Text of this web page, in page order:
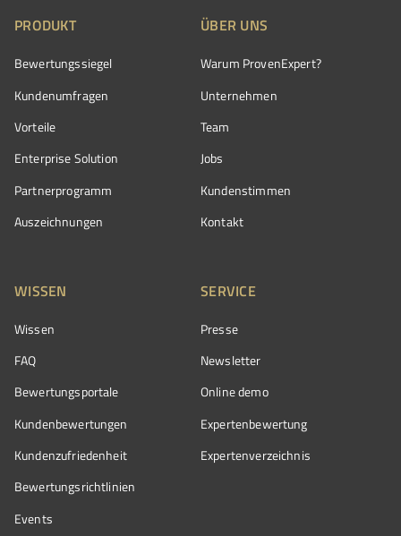
PRODUKT
Bewertungssiegel
Kundenumfragen
Vorteile
Enterprise Solution
Partnerprogramm
Auszeichnungen
ÜBER UNS
Warum ProvenExpert?
Unternehmen
Team
Jobs
Kundenstimmen
Kontakt
WISSEN
Wissen
FAQ
Bewertungsportale
Kundenbewertungen
Kundenzufriedenheit
Bewertungs­richtlinien
Events
SERVICE
Presse
Newsletter
Online demo
Expertenbewertung
Expertenverzeichnis